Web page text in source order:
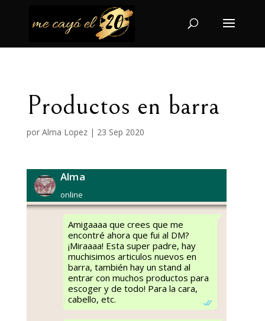
Productos en barra
por Alma Lopez| 23 Sep 2020
Alma
online
Amigaaaa que crees que me
encontré ahora que fui al DM?
¡Miraaaa! Esta super padre, hay
muchisimos articulos nuevos en
barra, también hay un stand al
entrar con muchos productos para
escoger y de todo! Para la cara,
cabello, etc.